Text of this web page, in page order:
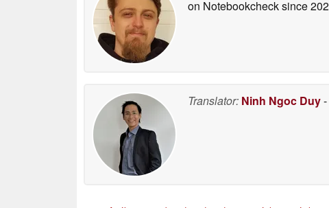
on Notebookchecksince
Translator: Ninh Ngoc Duy